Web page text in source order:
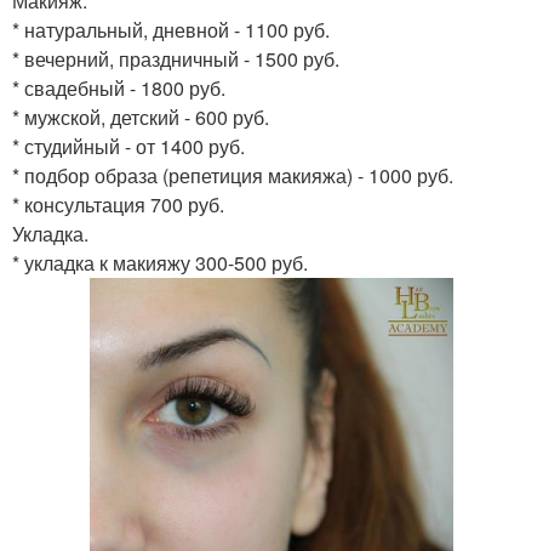
* натуральный, дневной - 1100 руб.
* вечерний, праздничный - 1500 руб.
* свадебный - 1800 руб.
* мужской, детский - 600 руб.
* студийный - от 1400 руб.
* подбор образа (репетиция макияжа) - 1000 руб.
* консультация 700 руб.
Укладка.
* укладка к макияжу 300-500 руб.